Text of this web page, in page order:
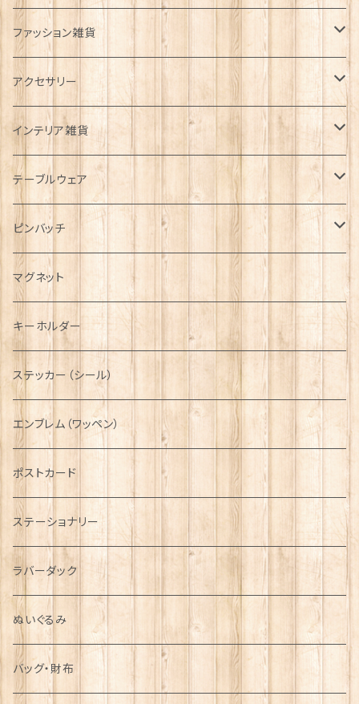
ファッション雑貨
タータンネクタイ
帽子
キャップ
ハンチング帽
キャスケット
ディアストーカー
ニット帽
Tシャツ
マフラー
タータン【Bronte by Moon】
タータン【Glencroft】
ボタンラップマフラー【Aran Traditions】
サッシュ
スカーフ
ファッションマスク
アクセサリー
ORTAK
ブローチ
ペンダント
チャーム
その他のアクセサリー
インテリア雑貨
インテリア置物
ラブスプーン
ラブスプーン【SION LLEWELLYN】
ラブスプーン【PAUL CURTIS】
ファブリック
テーブルウェア
ティータオル
ペーパーナプキン
ティーコジー
その他テーブルウェア
ピンバッチ
ジェネラルデザイン
乗り物
動物＆植物
国旗＆紋章
運動＆人物
シンボル
ミリタリー
NAVY
AIRFORCE
ピューター
マグネット
キーホルダー
ステッカー（シール）
エンブレム（ワッペン）
ポストカード
ステーショナリー
ラバーダック
ぬいぐるみ
バッグ・財布